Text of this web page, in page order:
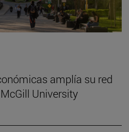
amplía su red
University